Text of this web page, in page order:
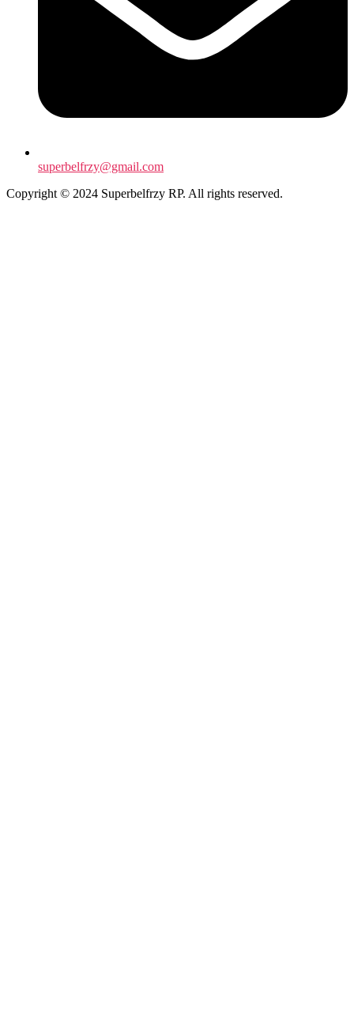
superbelfrzy@gmail.com
Copyright © 2024 Superbelfrzy RP. All rights reserved.